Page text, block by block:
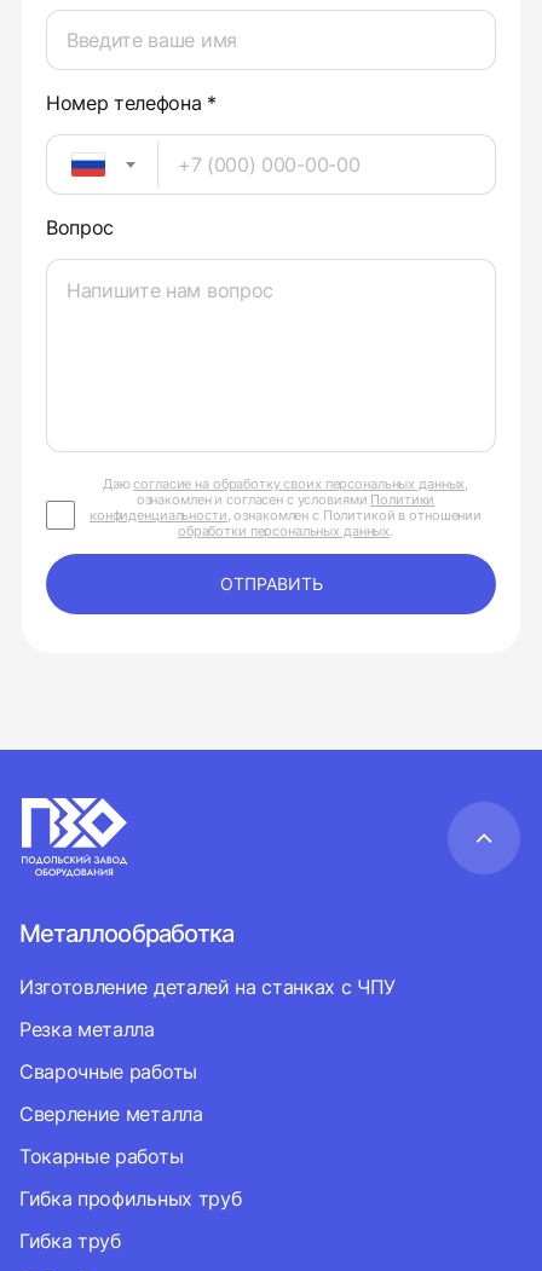
Номер телефона *
Вопрос
Даюсогласие на обработку своих персональных данных,
ознакомлен и согласен с условиями Политики
конфиденциальности, ознакомлен с Политикой в отношении
обработки персональных данных.
ОТПРАВИТЬ
Металлообработка
Изготовление деталей на станках с ЧПУ
Резка металла
Сварочные работы
Сверление металла
Токарные работы
Гибка профильных труб
Гибка труб